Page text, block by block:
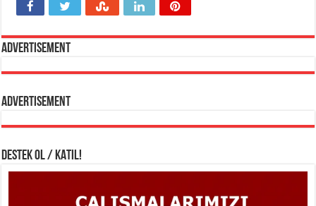
Advertisement
Advertisement
DESTEK OL / KATIL!